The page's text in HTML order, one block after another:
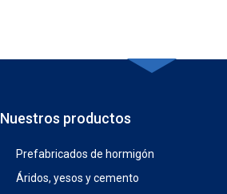
Nuestros productos
Prefabricados de hormigón
Áridos, yesos y cemento